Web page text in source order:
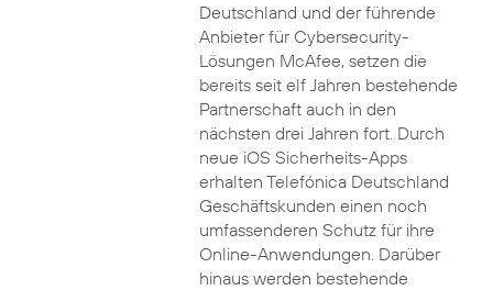
Deutschland und der führende
Anbieter für Cybersecurity-
Lösungen McAfee, setzen die
bereits seit elf Jahren bestehende
Partnerschaft auch in den
nächsten drei Jahren fort. Durch
neue iOS Sicherheits-Apps
erhalten Telefónica Deutschland
Geschäftskunden einen noch
umfassenderen Schutz für ihre
Online-Anwendungen. Darüber
hinaus werden bestehende